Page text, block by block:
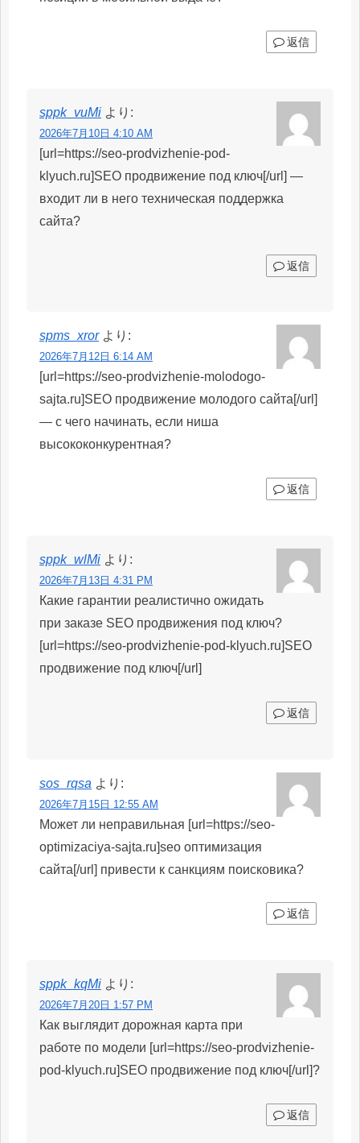
返信
sppk_vuMi より:
2026年7月10日 4:10 AM
[url=https://seo-prodvizhenie-pod-
klyuch.ru]SEO продвижение под ключ[/url] —
входит ли в него техническая поддержка
сайта?
返信
spms_xror より:
2026年7月12日 6:14 AM
[url=https://seo-prodvizhenie-molodogo-
sajta.ru]SEO продвижение молодого сайта[/url]
— с чего начинать, если ниша
высококонкурентная?
返信
sppk_wlMi より:
2026年7月13日 4:31 PM
Какие гарантии реалистично ожидать
при заказе SEO продвижения под ключ?
[url=https://seo-prodvizhenie-pod-klyuch.ru]SEO
продвижение под ключ[/url]
返信
sos_rqsa より:
2026年7月15日 12:55 AM
Может ли неправильная [url=https://seo-
optimizaciya-sajta.ru]seo оптимизация
сайта[/url] привести к санкциям поисковика?
返信
sppk_kqMi より:
2026年7月20日 1:57 PM
Как выглядит дорожная карта при
работе по модели [url=https://seo-prodvizhenie-
pod-klyuch.ru]SEO продвижение под ключ[/url]?
返信